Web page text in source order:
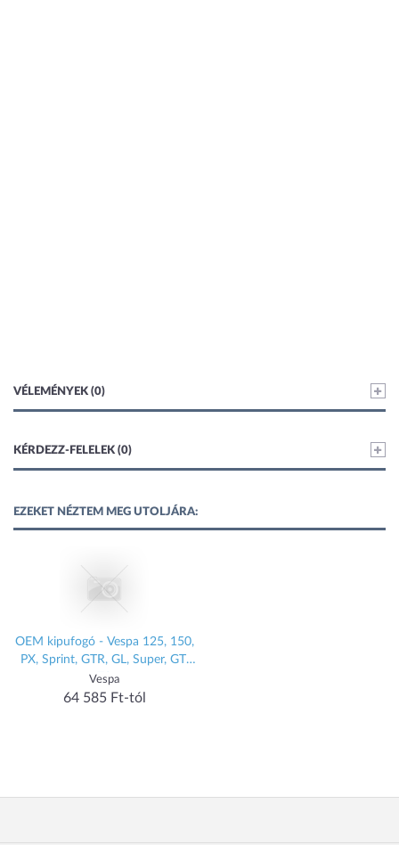
VÉLEMÉNYEK (0)
KÉRDEZZ-FELELEK (0)
EZEKET NÉZTEM MEG UTOLJÁRA:
OEM kipufogó - Vespa 125, 150,
PX, Sprint, GTR, GL, Super, GT,
TS
Vespa
64 585 Ft-tól